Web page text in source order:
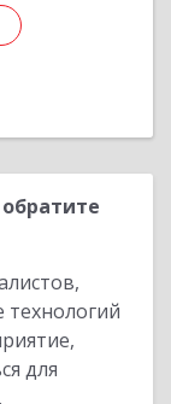
технологий
для